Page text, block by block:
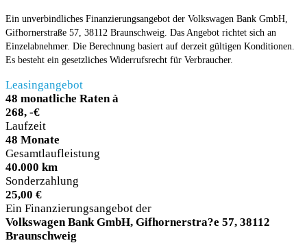
Ein unverbindliches Finanzierungsangebot der Volkswagen Bank GmbH,
Gifhornerstraße 57, 38112 Braunschweig. Das Angebot richtet sich an
Einzelabnehmer. Die Berechnung basiert auf derzeit gültigen Konditionen.
Es besteht ein gesetzliches Widerrufsrecht für Verbraucher.
Leasingangebot
48 monatliche Raten à
268, -€
Laufzeit
48 Monate
Gesamtlaufleistung
40.000 km
Sonderzahlung
25,00 €
Ein Finanzierungsangebot der
Volkswagen Bank GmbH, Gifhornerstra?e 57, 38112
Braunschweig